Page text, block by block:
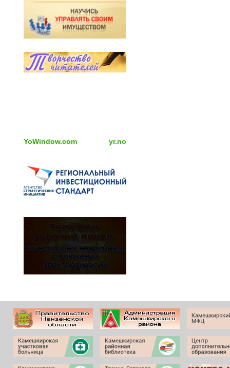
YoWindow.com yr.no